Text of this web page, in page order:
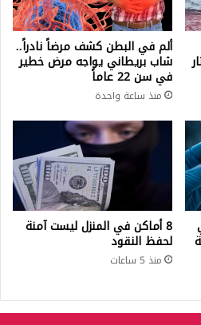
ألم في البطن كشف مرضاً نادراً..
شاب بريطاني يواجه مرض خطير
في سن 22 عاماً
منذ ساعة واحدة
8 أماكن في المنزل ليست آمنة
لحفظ النقود
منذ 5 ساعات